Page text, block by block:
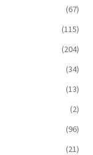
(67)
(115)
(204)
(34)
(13)
(2)
(96)
(21)